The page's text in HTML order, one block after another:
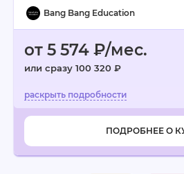
Bang Bang Education
от 5 574 ₽/мес.
или сразу 100 320 ₽
ПОДРОБНЕЕ О